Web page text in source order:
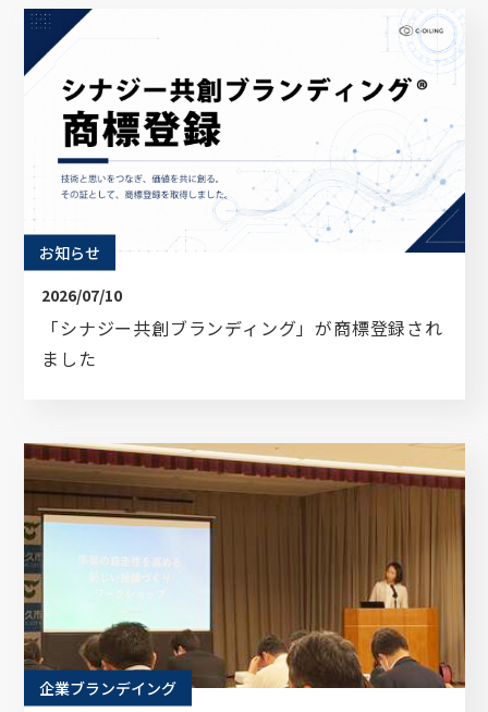
お知らせ
2026/07/10
「シナジー共創ブランディング」が商標登録され
ました
企業ブランデイング
ブランディングのヒントが詰まった
オリジナル資料をプレゼントいたします。
企業名
メールアドレス
資料ダウンロード